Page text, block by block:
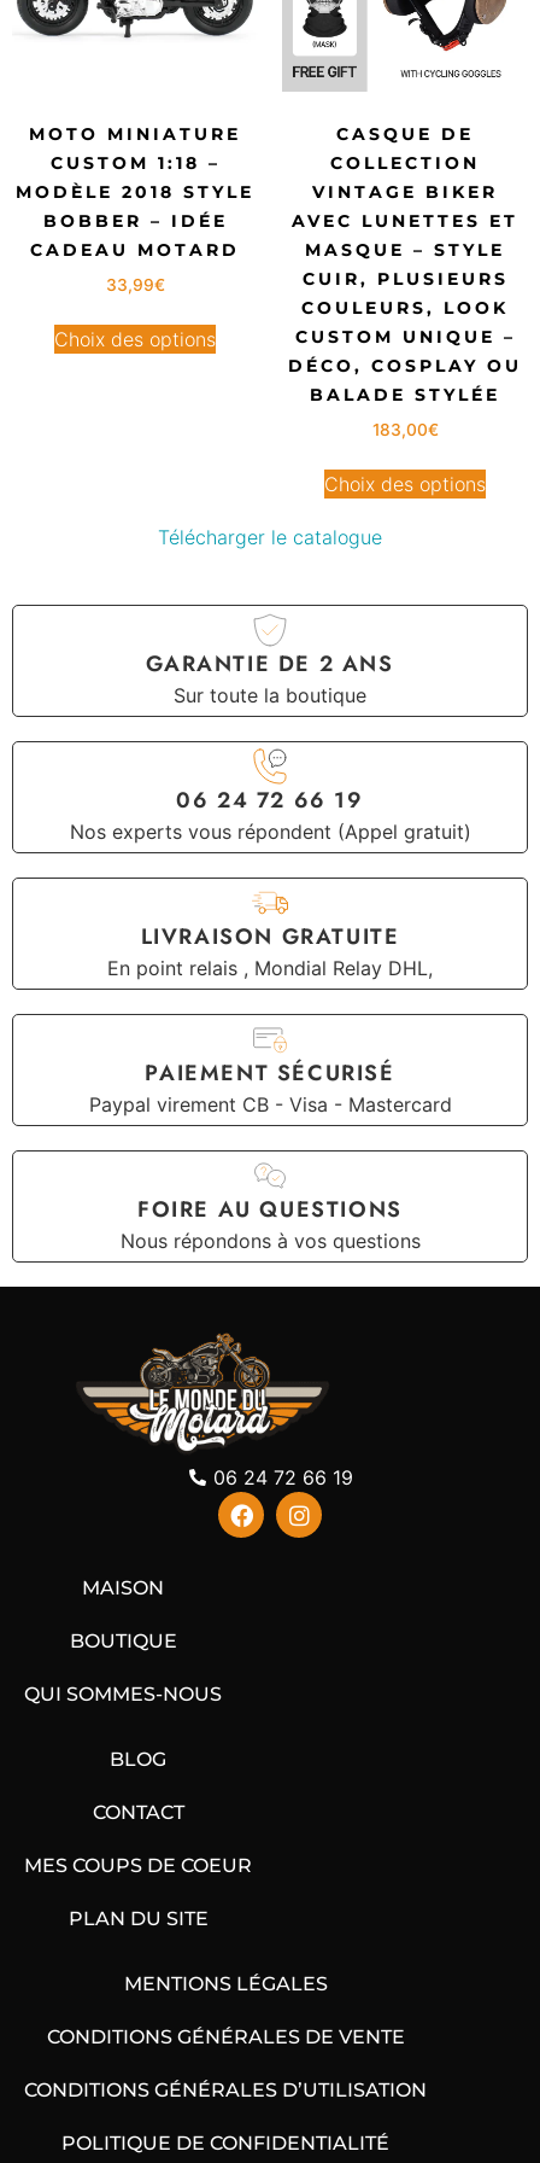
MOTO MINIATURE
CUSTOM 1:18 –
MODÈLE 2018 STYLE
BOBBER – IDÉE
CADEAU MOTARD
33,99€
Choix des options
CASQUE DE
COLLECTION
VINTAGE BIKER
AVEC LUNETTES ET
MASQUE – STYLE
CUIR, PLUSIEURS
COULEURS, LOOK
CUSTOM UNIQUE –
DÉCO, COSPLAY OU
BALADE STYLÉE
183,00€
Choix des options
Télécharger le catalogue
GARANTIE DE 2 ANS
Sur toute la boutique
06 24 72 66 19
Nos experts vous répondent (Appel gratuit)
LIVRAISON GRATUITE
En point relais , Mondial Relay DHL,
PAIEMENT SÉCURISÉ
Paypal virement CB - Visa - Mastercard
FOIRE AU QUESTIONS
Nous répondons à vos questions
06 24 72 66 19
MAISON
BOUTIQUE
QUI SOMMES-NOUS
BLOG
CONTACT
MES COUPS DE COEUR
PLAN DU SITE
MENTIONS LÉGALES
CONDITIONS GÉNÉRALES DE VENTE
CONDITIONS GÉNÉRALES D’UTILISATION
POLITIQUE DE CONFIDENTIALITÉ